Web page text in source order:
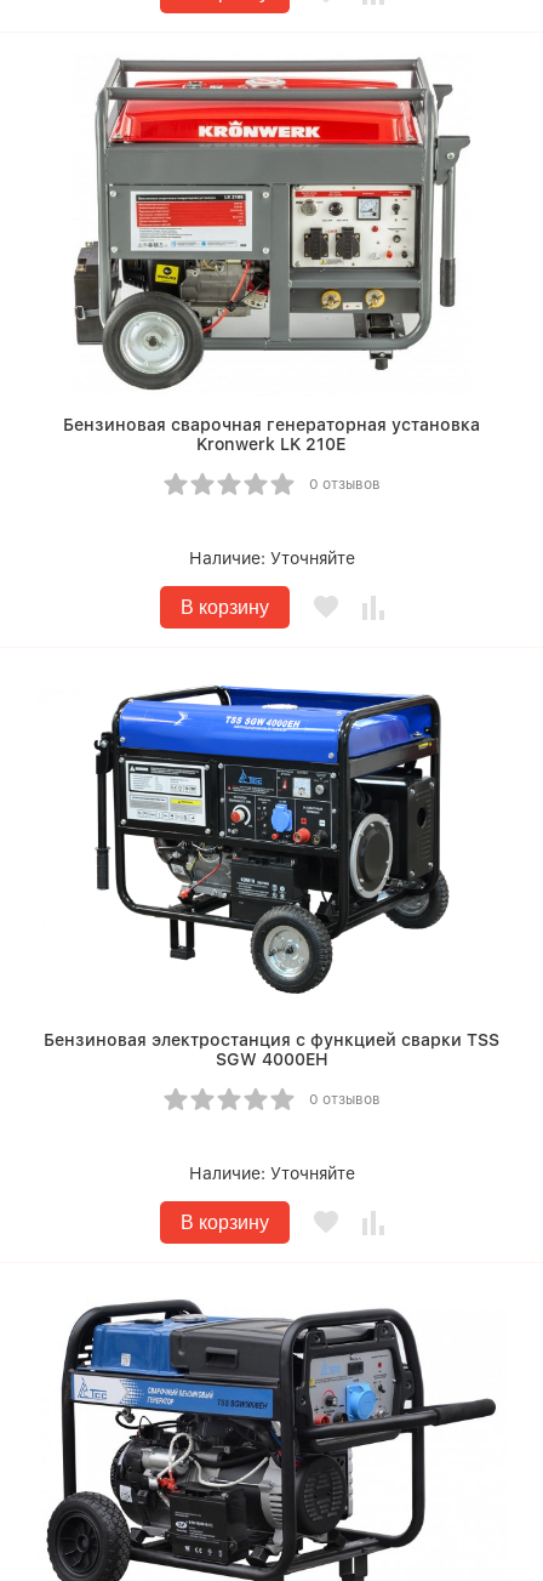
Бензиновая сварочная генераторная установка
Kronwerk LK 210Е
0 отзывов
Наличие: Уточняйте
В корзину
Бензиновая электростанция с функцией сварки TSS
SGW 4000EH
0 отзывов
Наличие: Уточняйте
В корзину